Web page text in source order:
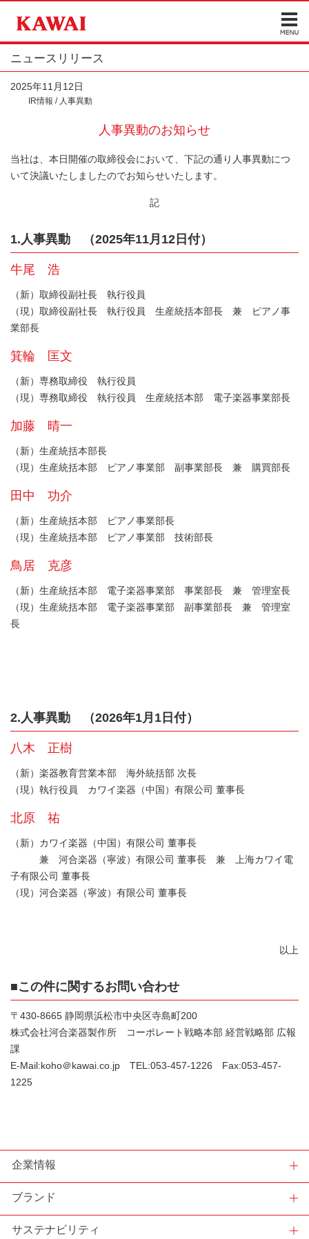
ニュースリリース
2025年11月12日
IR情報 / 人事異動
人事異動のお知らせ
当社は、本日開催の取締役会において、下記の通り人事異動につ
いて決議いたしましたのでお知らせいたします。
記
1.人事異動 （2025年11月12日付）
牛尾 浩
（新）取締役副社長 執行役員
（現）取締役副社長 執行役員 生産統括本部長 兼 ピアノ事
業部長
箕輪 匡文
（新）専務取締役 執行役員
（現）専務取締役 執行役員 生産統括本部 電子楽器事業部長
加藤 晴一
（新）生産統括本部長
（現）生産統括本部 ピアノ事業部 副事業部長 兼 購買部長
田中 功介
（新）生産統括本部 ピアノ事業部長
（現）生産統括本部 ピアノ事業部 技術部長
鳥居 克彦
（新）生産統括本部 電子楽器事業部 事業部長 兼 管理室長
（現）生産統括本部 電子楽器事業部 副事業部長 兼 管理室
長
2.人事異動 （2026年1月1日付）
八木 正樹
（新）楽器教育営業本部 海外統括部 次長
（現）執行役員 カワイ楽器（中国）有限公司 董事長
北原 祐
（新）カワイ楽器（中国）有限公司 董事長
兼 河合楽器（寧波）有限公司 董事長 兼 上海カワイ電
子有限公司 董事長
（現）河合楽器（寧波）有限公司 董事長
以上
■この件に関するお問い合わせ
〒430-8665 静岡県浜松市中央区寺島町200
株式会社河合楽器製作所 コーポレート戦略本部 経営戦略部 広報
課
E-Mail:koho＠kawai.co.jp TEL:053-457-1226 Fax:053-457-
1225
企業情報
ブランド
サステナビリティ